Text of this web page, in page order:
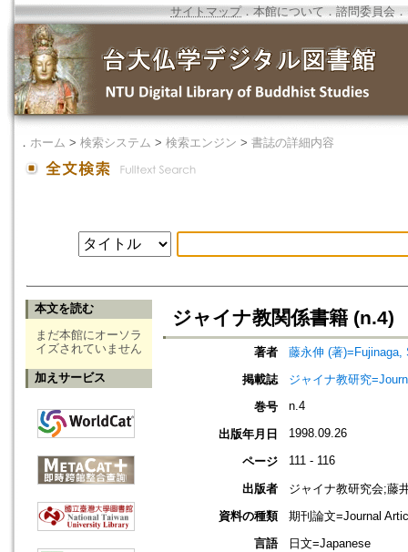
サイトマップ．本館について ． 諮問委員会 ．
． ホーム > 検索システム > 検索エンジン > 書誌の詳細内容
本文を読む
まだ本館にオーソラ
イズされていません
加えサービス
ジャイナ教関係書籍 (n.4)
著者
藤永伸 (著)=Fujinaga,
掲載誌
ジャイナ教研究
巻号
n.4
出版年月日 1998.09.26
ページ 111 - 116
出版者
ジャイナ教研究会;藤
資料の種類
期刊論文=Journal
言語
日文=Japanese